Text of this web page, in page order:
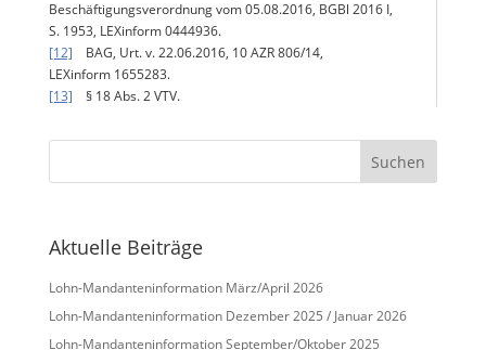
Beschäftigungsverordnung vom 05.08.2016, BGBl 2016 I,
S. 1953, LEXinform 0444936.
[12] BAG, Urt. v. 22.06.2016, 10 AZR 806/14,
LEXinform 1655283.
[13] § 18 Abs. 2 VTV.
Aktuelle Beiträge
Lohn-Mandanteninformation März/April 2026
Lohn-Mandanteninformation Dezember 2025 / Januar 2026
Lohn-Mandanteninformation September/Oktober 2025